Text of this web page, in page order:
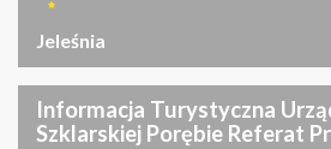
Jeleśnia
Informacja Turystyczna
Szklarskiej Porębie Referat